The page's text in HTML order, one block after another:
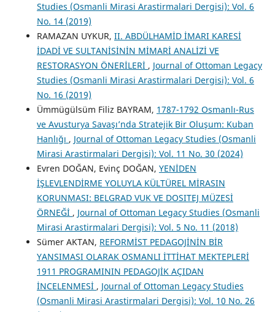
Studies (Osmanli Mirasi Arastirmalari Dergisi): Vol. 6
No. 14 (2019)
RAMAZAN UYKUR, II. ABDÜLHAMİD İMARI KARESİ
İDADİ VE SULTANİSİNİN MİMARİ ANALİZİ VE
RESTORASYON ÖNERİLERİ , Journal of Ottoman Legacy
Studies (Osmanli Mirasi Arastirmalari Dergisi): Vol. 6
No. 16 (2019)
Ümmügülsüm Filiz BAYRAM, 1787-1792 Osmanlı-Rus
ve Avusturya Savaşı’nda Stratejik Bir Oluşum: Kuban
Hanlığı , Journal of Ottoman Legacy Studies (Osmanli
Mirasi Arastirmalari Dergisi): Vol. 11 No. 30 (2024)
Evren DOĞAN, Evinç DOĞAN, YENİDEN
İŞLEVLENDİRME YOLUYLA KÜLTÜREL MİRASIN
KORUNMASI: BELGRAD VUK VE DOSITEJ MÜZESİ
ÖRNEĞİ , Journal of Ottoman Legacy Studies (Osmanli
Mirasi Arastirmalari Dergisi): Vol. 5 No. 11 (2018)
Sümer AKTAN, REFORMİST PEDAGOJİNİN BİR
YANSIMASI OLARAK OSMANLI İTTİHAT MEKTEPLERİ
1911 PROGRAMININ PEDAGOJİK AÇIDAN
İNCELENMESİ , Journal of Ottoman Legacy Studies
(Osmanli Mirasi Arastirmalari Dergisi): Vol. 10 No. 26